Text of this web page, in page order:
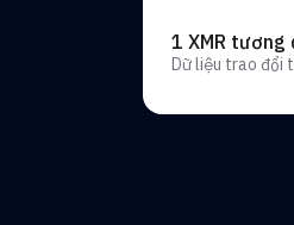
1 XMR tương
Dữ liệu trao đổi